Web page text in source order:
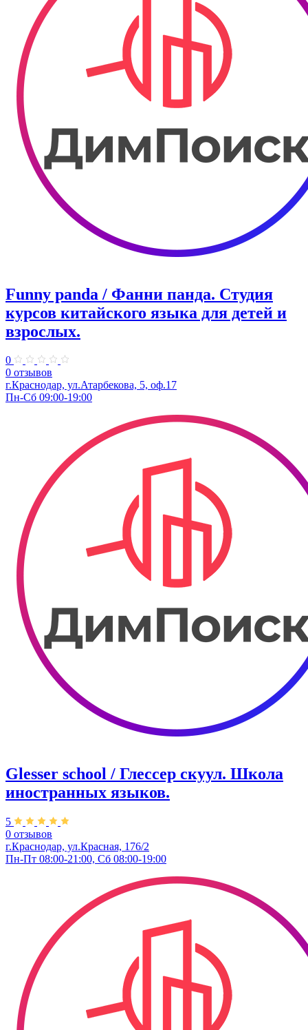
Funny panda / Фанни панда. ​Студия
курсов китайского языка для детей и
взрослых.
0
0 отзывов
г.Краснодар, ул.​Атарбекова, 5, оф.​17
Пн-Сб 09:00-19:00
Glesser school / Глессер скуул. Школа
иностранных языков.
5
0 отзывов
г.Краснодар, ул.Красная, 176/2
Пн-Пт 08:00-21:00, Сб 08:00-19:00